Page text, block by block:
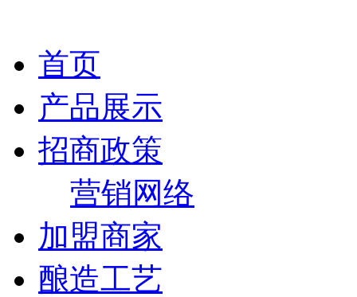
首页
产品展示
招商政策
营销网络
加盟商家
酿造工艺